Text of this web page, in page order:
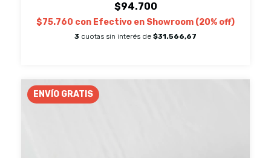
$94.700
$75.760 con Efectivo en Showroom (20% off)
3 cuotas sin interés de $31.566,67
ENVÍO GRATIS